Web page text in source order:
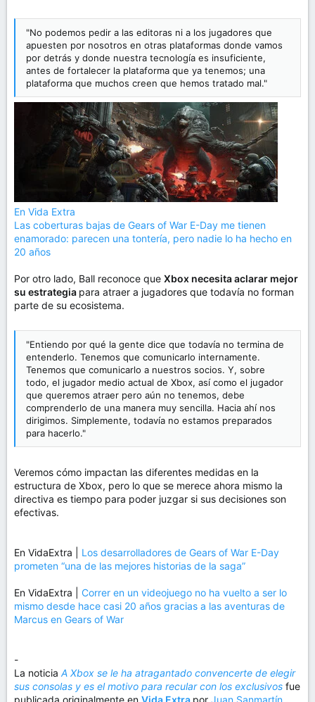
"No podemos pedir a las editoras ni a los jugadores que
apuesten por nosotros en otras plataformas donde vamos
por detrás y donde nuestra tecnología es insuficiente,
antes de fortalecer la plataforma que ya tenemos; una
plataforma que muchos creen que hemos tratado mal."
En Vida Extra
Las coberturas bajas de Gears of War E-Day me tienen
enamorado: parecen una tontería, pero nadie lo ha hecho en
20 años
Por otro lado, Ball reconoce que Xbox necesita aclarar mejor
su estrategia para atraer a jugadores que todavía no forman
parte de su ecosistema.
"Entiendo por qué la gente dice que todavía no termina de
entenderlo. Tenemos que comunicarlo internamente.
Tenemos que comunicarlo a nuestros socios. Y, sobre
todo, el jugador medio actual de Xbox, así como el jugador
que queremos atraer pero aún no tenemos, debe
comprenderlo de una manera muy sencilla. Hacia ahí nos
dirigimos. Simplemente, todavía no estamos preparados
para hacerlo."
Veremos cómo impactan las diferentes medidas en la
estructura de Xbox, pero lo que se merece ahora mismo la
directiva es tiempo para poder juzgar si sus decisiones son
efectivas.
En VidaExtra | Los desarrolladores de Gears of War E-Day
prometen “una de las mejores historias de la saga”
En VidaExtra | Correr en un videojuego no ha vuelto a ser lo
mismo desde hace casi 20 años gracias a las aventuras de
Marcus en Gears of War
-
La noticia A Xbox se le ha atragantado convencerte de elegir
sus consolas y es el motivo para recular con los exclusivos fue
publicada originalmente en Vida Extra por Juan Sanmartín .